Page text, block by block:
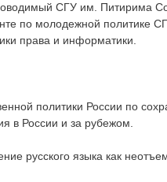
СГУ им. Питирима
по молодежной политике
права и информатики.
политики России по
в России и за рубежом.
русского языка как